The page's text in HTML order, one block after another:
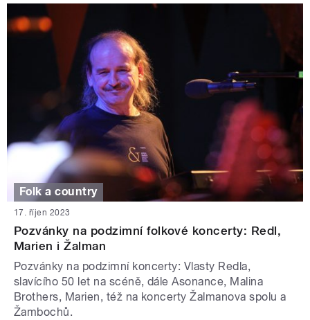
Folk a country
17. říjen 2023
Pozvánky na podzimní folkové koncerty: Redl,
Marien i Žalman
Pozvánky na podzimní koncerty: Vlasty Redla,
slavícího 50 let na scéně, dále Asonance, Malina
Brothers, Marien, též na koncerty Žalmanova spolu a
Žambochů.